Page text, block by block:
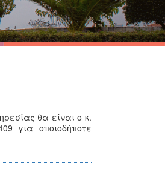
θα είναι ο κ.
για οποιοδήποτε